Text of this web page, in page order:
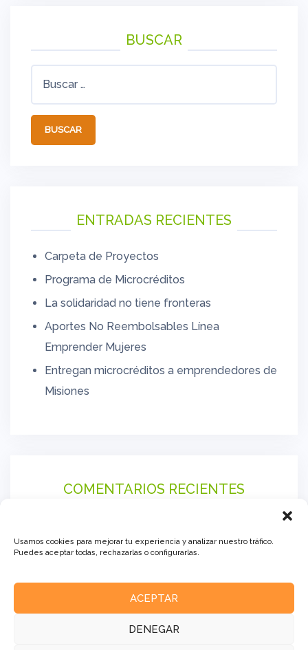
Usamos cookies para mejorar tu experiencia y analizar nuestro tráfico.
Puedes aceptar todas, rechazarlas o configurarlas.
ACEPTAR
DENEGAR
BUSCAR
ENTRADAS RECIENTES
Carpeta de Proyectos
Programa de Microcréditos
La solidaridad no tiene fronteras
Aportes No Reembolsables Línea
Emprender Mujeres
Entregan microcréditos a emprendedores de
Misiones
COMENTARIOS RECIENTES